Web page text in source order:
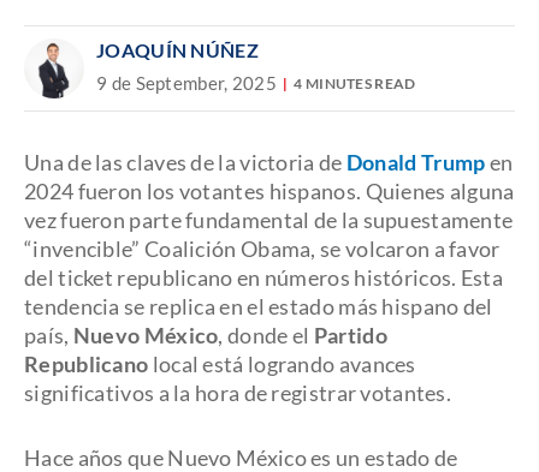
JOAQUÍN NÚÑEZ
9 de September, 2025 4 MINUTES READ
Una de las claves de la victoria de Donald Trumpen
2024 fueron los votantes hispanos. Quienes alguna
vez fueron parte fundamental de la supuestamente
“invencible” Coalición Obama, se volcaron a favor
del ticket republicano en números históricos. Esta
tendencia se replica en el estado más hispano del
país, Nuevo México, donde el Partido
Republicano local está logrando avances
significativos a la hora de registrar votantes.
Hace años que Nuevo México es un estado de